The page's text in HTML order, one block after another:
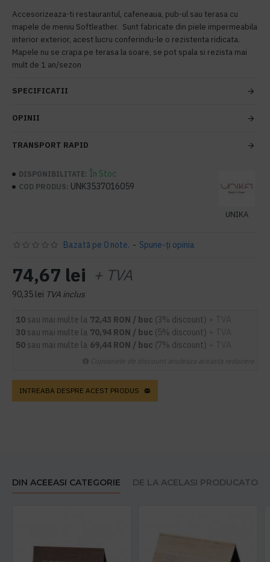
Accesorizeaza-ti restaurantul, cafeneaua, pub-ul sau terasa cu
mapele de meniu Softleather. Sunt fabricate din piele impermeabila
interior exterior, acest lucru conferindu-le o rezistenta ridicata.
Mapele nu se crapa pe terasa la soare, se pot spala si rezista mai
mult de 1 an/sezon
SPECIFICATII
OPINII
TRANSPORT RAPID
DISPONIBILITATE: În Stoc
COD PRODUS: UNK3537016059
UNIKA
Bazată pe 0 note. - Spune-ţi opinia
74,67 lei + TVA
90,35 lei TVA inclus
10 sau mai multe la 72,43 RON / buc (3% discount)
30 sau mai multe la 70,94 RON / buc (5% discount)
50 sau mai multe la 69,44 RON / buc (7% discount)
INTREABA DESPRE ACEST PRODUS
DIN ACEEASI CATEGORIE DE LA ACELASI PRODUCATOR